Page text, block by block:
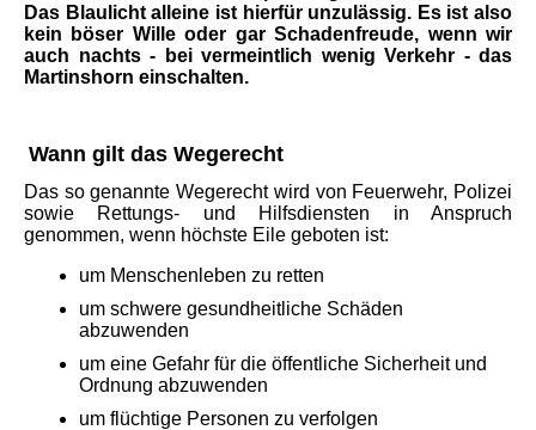
Das Blaulicht alleine ist hierfür unzulässig. Es ist also
kein böser Wille oder gar Schadenfreude, wenn wir
auch nachts - bei vermeintlich wenig Verkehr - das
Martinshorn einschalten.
Wann gilt das Wegerecht
Das so genannte Wegerecht wird von Feuerwehr, Polizei
sowie Rettungs- und Hilfsdiensten in Anspruch
genommen, wenn höchste Eile geboten ist:
um Menschenleben zu retten
um schwere gesundheitliche Schäden
abzuwenden
um eine Gefahr für die öffentliche Sicherheit und
Ordnung abzuwenden
um flüchtige Personen zu verfolgen